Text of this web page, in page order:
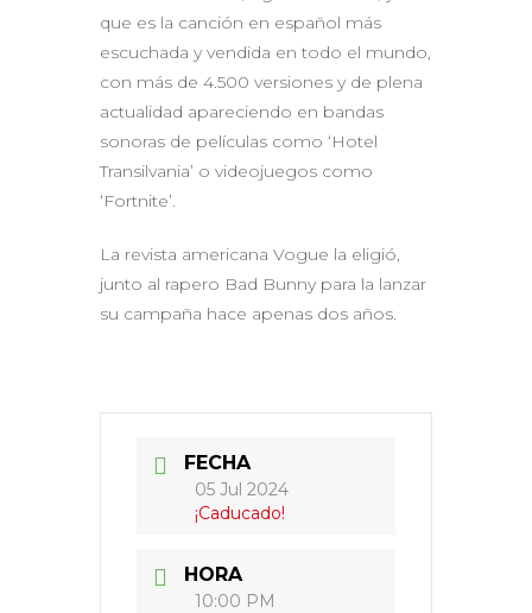
que es la canción en español más
escuchada y vendida en todo el mundo,
con más de 4.500 versiones y de plena
actualidad apareciendo en bandas
sonoras de películas como ‘Hotel
Transilvania’ o videojuegos como
‘Fortnite’.
La revista americana Vogue la eligió,
junto al rapero Bad Bunny para la lanzar
su campaña hace apenas dos años.
FECHA
05 Jul 2024
¡Caducado!
HORA
10:00 PM